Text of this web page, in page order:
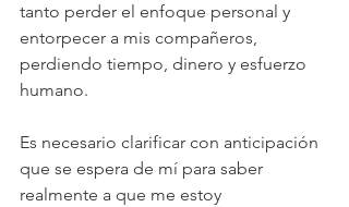
tanto perder el enfoque personal y
entorpecer a mis compañeros,
perdiendo tiempo, dinero y esfuerzo
humano.
Es necesario clarificar con anticipación
que se espera de mí para saber
realmente a que me estoy